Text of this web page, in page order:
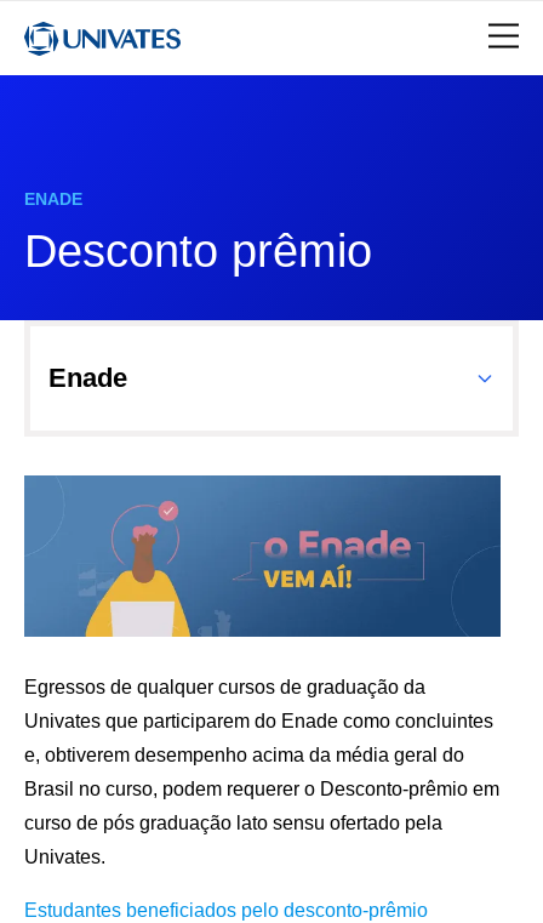
ENADE
Desconto prêmio
Egressos de qualquer cursos de graduação da
Univates que participarem do Enade como concluintes
e, obtiverem desempenho acima da média geral do
Brasil no curso, podem requerer o Desconto-prêmio em
curso de pós graduação lato sensu ofertado pela
Univates.
Estudantes beneficiados pelo desconto-prêmio
Enade